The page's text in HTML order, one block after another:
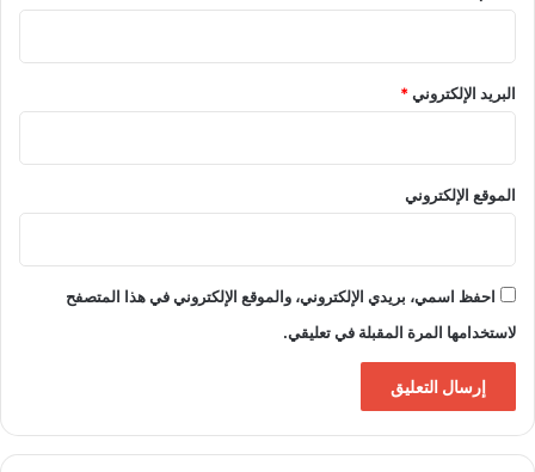
البريد الإلكتروني*
الموقع الإلكتروني
احفظ اسمي، بريدي الإلكتروني، والموقع الإلكتروني في هذا المتصفح
لاستخدامها المرة المقبلة في تعليقي.